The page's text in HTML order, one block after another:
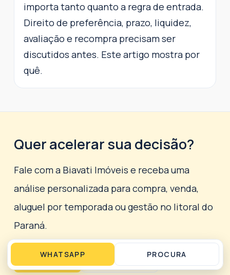
importa tanto quanto a regra de entrada.
Direito de preferência, prazo, liquidez,
avaliação e recompra precisam ser
discutidos antes. Este artigo mostra por
quê.
Quer acelerar sua decisão?
Fale com a Biavati Imóveis e receba uma
análise personalizada para compra, venda,
aluguel por temporada ou gestão no litoral do
Paraná.
WHATSAPP LIGAR AGORA
WHATSAPP PROCURA